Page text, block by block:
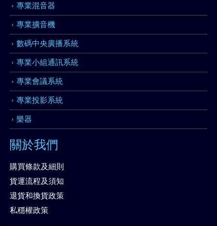
專業混音器
專業擴音機
數碼中央廣播系統
專業小組通訊系統
專業會議系統
專業投影系統
樂器
關於我們
購買條款及細則
貨運流程及須知
退貨和換貨政策
私穩權政策